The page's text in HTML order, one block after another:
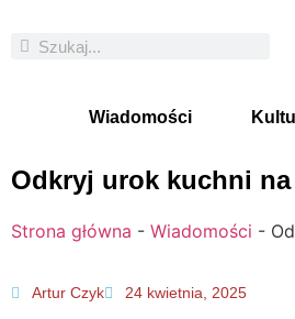
Wiadomości
Odkryj urok kuchni
Strona główna - Wiadomości -
Artur Czyk 24 kwietnia, 2025